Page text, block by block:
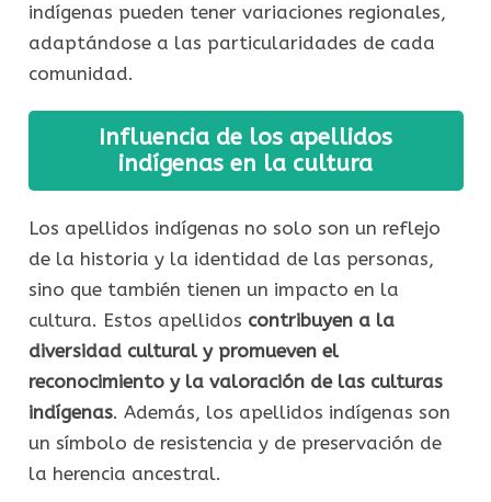
indígenas pueden tener variaciones regionales,
adaptándose a las particularidades de cada
comunidad.
Influencia de los apellidos
indígenas en la cultura
Los apellidos indígenas no solo son un reflejo
de la historia y la identidad de las personas,
sino que también tienen un impacto en la
cultura. Estos apellidos contribuyen a la
diversidad cultural y promueven el
reconocimiento y la valoración de las culturas
indígenas. Además, los apellidos indígenas son
un símbolo de resistencia y de preservación de
la herencia ancestral.